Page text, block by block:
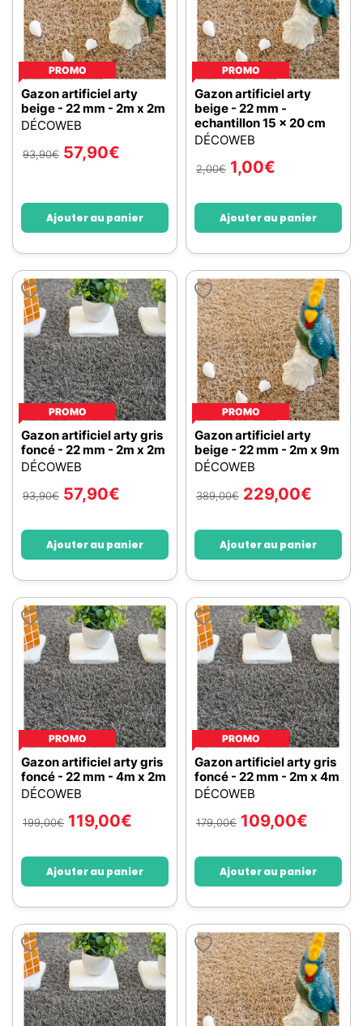
PROMO
Gazon artificiel arty
beige - 22 mm - 2m x 2m
DÉCOWEB
93,90€ 57,90€
Ajouter au panier
PROMO
Gazon artificiel arty
beige - 22 mm -
echantillon 15 x 20 cm
DÉCOWEB
2,00€ 1,00€
Ajouter au panier
PROMO
Gazon artificiel arty gris
foncé - 22 mm - 2m x 2m
DÉCOWEB
93,90€ 57,90€
Ajouter au panier
PROMO
Gazon artificiel arty
beige - 22 mm - 2m x 9m
DÉCOWEB
389,00€ 229,00€
Ajouter au panier
PROMO
Gazon artificiel arty gris
foncé - 22 mm - 4m x 2m
DÉCOWEB
199,00€ 119,00€
Ajouter au panier
PROMO
Gazon artificiel arty gris
foncé - 22 mm - 2m x 4m
DÉCOWEB
179,00€ 109,00€
Ajouter au panier